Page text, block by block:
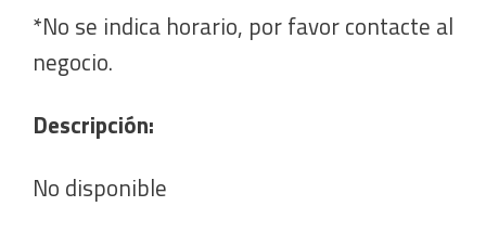
*No se indica horario, por favor contacte al
negocio.
Descripción:
No disponible